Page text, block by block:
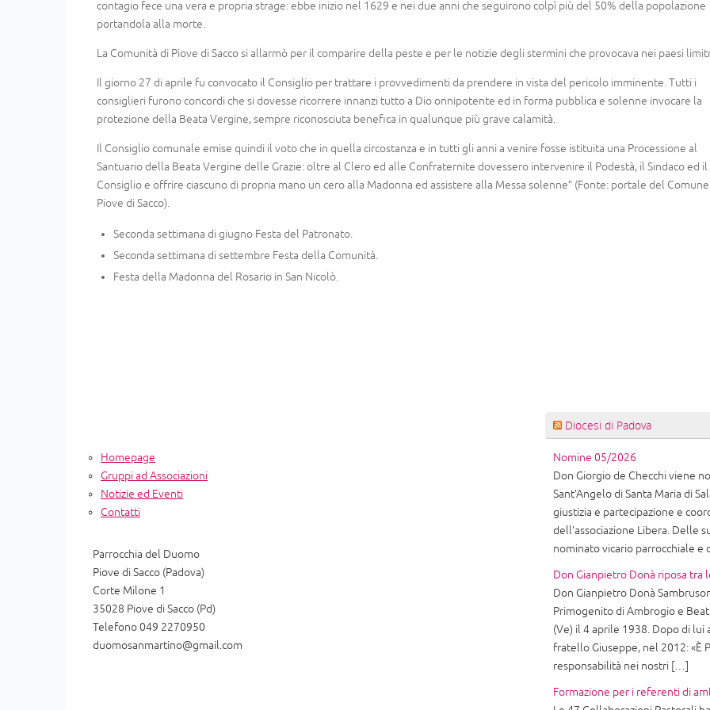
contagio fece una vera e propria strage: ebbe inizio nel 1629 e nei due anni che seguirono colpì più del 50% della popolazione
portandola alla morte.
La Comunità di Piove di Sacco si allarmò per il comparire della peste e per le notizie degli stermini che provocava nei paesi
Il giorno 27 di aprile fu convocato il Consiglio per trattare i provvedimenti da prendere in vista del pericolo imminente. Tutti i
consiglieri furono concordi che si dovesse ricorrere innanzi tutto a Dio onnipotente ed in forma pubblica e solenne invocare la
protezione della Beata Vergine, sempre riconosciuta benefica in qualunque più grave calamità.
Il Consiglio comunale emise quindi il voto che in quella circostanza e in tutti gli anni a venire fosse istituita una Processione al
Santuario della Beata Vergine delle Grazie: oltre al Clero ed alle Confraternite dovessero intervenire il Podestà, il Sindaco ed il
Consiglio e offrire ciascuno di propria mano un cero alla Madonna ed assistere alla Messa solenne” (Fonte: portale del
Piove di Sacco).
Seconda settimana di giugno Festa del Patronato.
Seconda settimana di settembre Festa della Comunità.
Festa della Madonna del Rosario in San Nicolò.
Homepage
Gruppi ad Associazioni
Notizie ed Eventi
Contatti
Parrocchia del Duomo
Piove di Sacco (Padova)
Corte Milone 1
35028 Piove di Sacco (Pd)
Telefono 049 2270950
duomosanmartino@gmail.com
Diocesi di Padova
Nomine 05/2026
Don Giorgio de Checchi viene
Sant’Angelo di Santa Maria di
giustizia e partecipazione e
dell’associazione Libera. Delle
nominato vicario parrocchiale
Don Gianpietro Donà riposa tra
Don Gianpietro Donà
Primogenito di Ambrogio e
(Ve) il 4 aprile 1938. Dopo di
fratello Giuseppe, nel 2012: «È
responsabilità nei nostri […]
Formazione per i referenti di